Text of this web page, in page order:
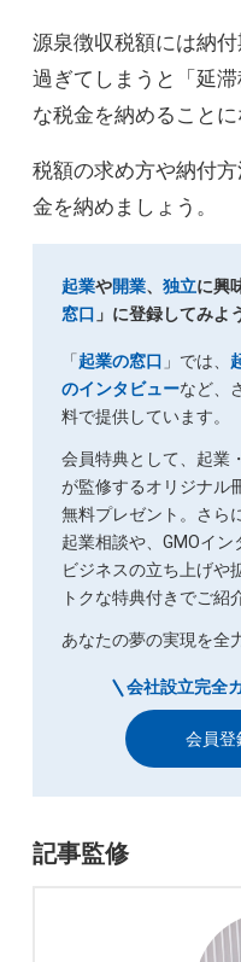
源泉徴収税額には納
過ぎてしまうと「延
な税金を納めることに
税額の求め方や納付
金を納めましょう。
起業や開業、 独立に興
窓口 」に登録してみよ
「起業の窓口 」では、
のインタビューなど、
料で提供しています。
会員特典として、起業
が監修するオリジナル
無料プレゼント。さら
起業相談や、GMOイ
ビジネスの立ち上げや
トクな特典付きでご紹
あなたの夢の実現を全
会社設立完全
会員登
記事監修